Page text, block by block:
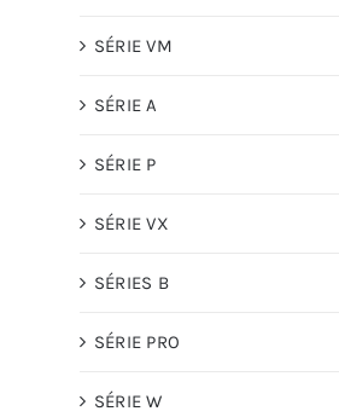
SÉRIE VM
SÉRIE A
SÉRIE P
SÉRIE VX
SÉRIES B
SÉRIE PRO
SÉRIE W